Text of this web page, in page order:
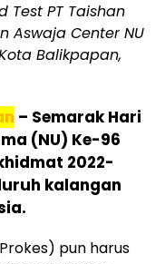
Test PT Taishan
Aswaja Center NU
Balikpapan,
– Semarak Hari
(NU) Ke-96
2022-
kalangan
pun harus